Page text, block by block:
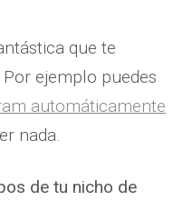
que te
ejemplo puedes
automáticamente
nada.
de tu nicho de